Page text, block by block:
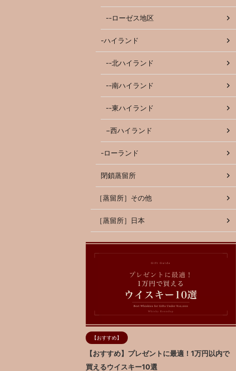
--ローゼス地区
-ハイランド
--北ハイランド
--南ハイランド
--東ハイランド
−西ハイランド
-ローランド
閉鎖蒸留所
［蒸留所］その他
［蒸留所］日本
【おすすめ】
【おすすめ】プレゼントに最適！1万円以内で
買えるウイスキー10選